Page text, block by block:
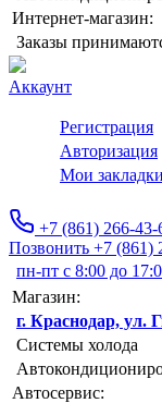
Интернет-магазин:
Заказы
Аккаунт
Регистрация
Авторизация
Мои
+7 (861) 266-43-
Позвонить +7 (861)
пн-пт с 8:00 до
Магазин:
г. Краснодар, ул.
Системы холода
Автосервис: